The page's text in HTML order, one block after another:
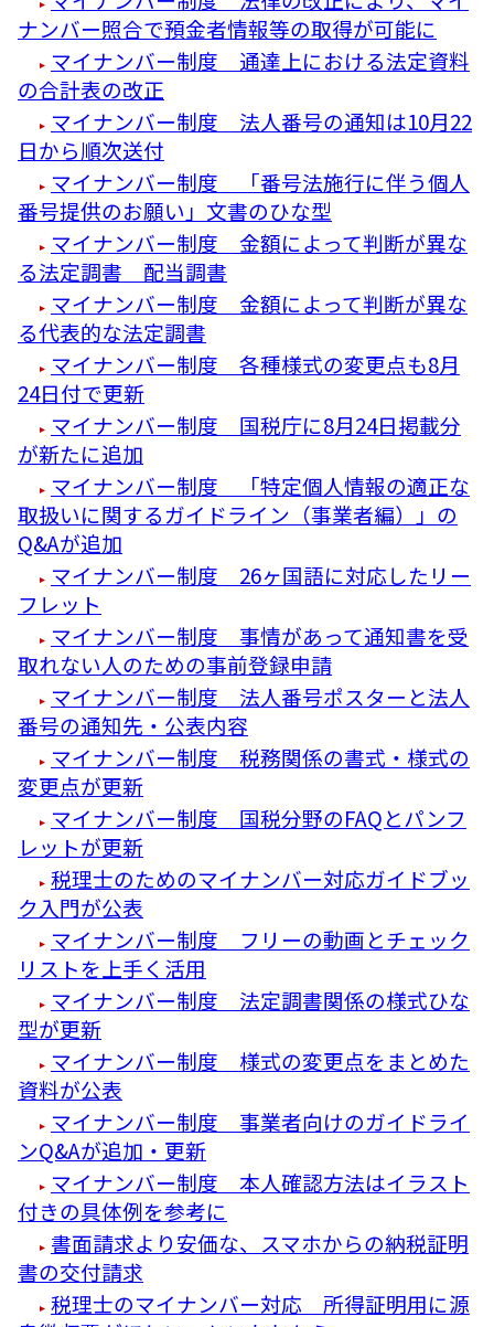
ナンバー照合で預金者情報等の取得が可能に
マイナンバー制度 通達上における法定資料
の合計表の改正
マイナンバー制度 法人番号の通知は10月22
日から順次送付
マイナンバー制度 「番号法施行に伴う個人
番号提供のお願い」文書のひな型
マイナンバー制度 金額によって判断が異な
る法定調書 配当調書
マイナンバー制度 金額によって判断が異な
る代表的な法定調書
マイナンバー制度 各種様式の変更点も8月
24日付で更新
マイナンバー制度 国税庁に8月24日掲載分
が新たに追加
マイナンバー制度 「特定個人情報の適正な
取扱いに関するガイドライン（事業者編）」の
Q&Aが追加
マイナンバー制度 26ヶ国語に対応したリー
フレット
マイナンバー制度 事情があって通知書を受
取れない人のための事前登録申請
マイナンバー制度 法人番号ポスターと法人
番号の通知先・公表内容
マイナンバー制度 税務関係の書式・様式の
変更点が更新
マイナンバー制度 国税分野のFAQとパンフ
レットが更新
税理士のためのマイナンバー対応ガイドブッ
ク入門が公表
マイナンバー制度 フリーの動画とチェック
リストを上手く活用
マイナンバー制度 法定調書関係の様式ひな
型が更新
マイナンバー制度 様式の変更点をまとめた
資料が公表
マイナンバー制度 事業者向けのガイドライ
ンQ&Aが追加・更新
マイナンバー制度 本人確認方法はイラスト
付きの具体例を参考に
書面請求より安価な、スマホからの納税証明
書の交付請求
税理士のマイナンバー対応 所得証明用に源